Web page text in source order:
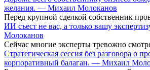
желания. — Михаил Молоканов
Перед крупной сделкой собственник
ИИ съест не вас, а только вашу
Молоканов
Сейчас многие эксперты тревожно
Стратегическая сессия без разговора о
корпоративный балаган. — Михаил